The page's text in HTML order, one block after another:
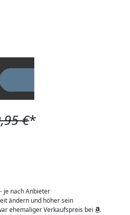
€*
je nach Anbieter
ändern und höher sein
ehemaliger Verkaufspreis bei